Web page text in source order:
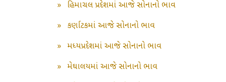
»
હિમાચલ પ્રદેશમાં આજે સોનાનો ભાવ
»
કર્ણાટકમાં આજે સોનાનો ભાવ
»
મધ્યપ્રદેશમાં આજે સોનાનો ભાવ
»
મેઘાલયમાં આજે સોનાનો ભાવ